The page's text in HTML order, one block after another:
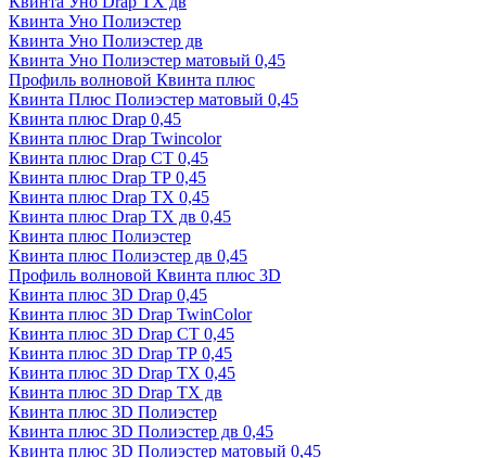
Квинта Уно Полиэстер
Квинта Уно Полиэстер дв
Квинта Уно Полиэстер матовый 0,45
Профиль волновой Квинта плюс
Квинта Плюс Полиэстер матовый 0,45
Квинта плюс Drap 0,45
Квинта плюс Drap Twincolor
Квинта плюс Drap СТ 0,45
Квинта плюс Drap ТР 0,45
Квинта плюс Drap ТХ 0,45
Квинта плюс Drap ТХ дв 0,45
Квинта плюс Полиэстер
Квинта плюс Полиэстер дв 0,45
Профиль волновой Квинта плюс 3D
Квинта плюс 3D Drap 0,45
Квинта плюс 3D Drap TwinColor
Квинта плюс 3D Drap СТ 0,45
Квинта плюс 3D Drap ТР 0,45
Квинта плюс 3D Drap ТХ 0,45
Квинта плюс 3D Drap ТХ дв
Квинта плюс 3D Полиэстер
Квинта плюс 3D Полиэстер дв 0,45
Квинта плюс 3D Полиэстер матовый 0,45